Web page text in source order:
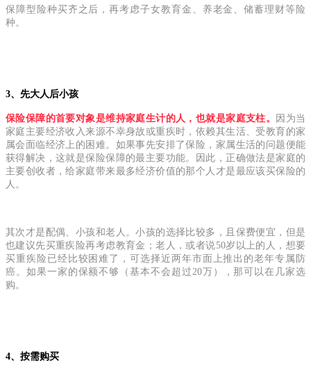
保障型险种买齐之后，再考虑子女教育金、养老金、储蓄理财等险
种。
3、先大人后小孩
保险保障的首要对象是维持家庭生计的人，也就是家庭支柱。
因为当
家庭主要经济收入来源不幸身故或重疾时，依赖其生活、受教育的家
属会面临经济上的困难。如果事先安排了保险，家属生活的问题便能
获得解决，这就是保险保障的最主要功能。因此，正确做法是家庭的
主要创收者，给家庭带来最多经济价值的那个人才是最应该买保险的
人。
其次才是配偶、小孩和老人。小孩的选择比较多，且保费便宜，但是
也建议先买重疾险再考虑教育金；老人，或者说50岁以上的人，想要
买重疾险已经比较困难了，可选择近两年市面上推出的老年专属防
癌。如果一家的保额不够（基本不会超过20万），那可以在几家选
购。
4、按需购买